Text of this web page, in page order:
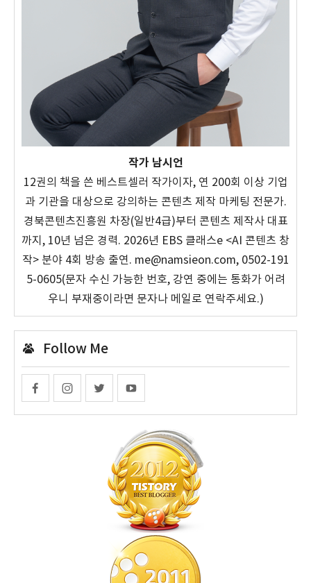
작가 남시언
12권의 책을 쓴 베스트셀러 작가이자, 연 200회 이상 기업
과 기관을 대상으로 강의하는 콘텐츠 제작 마케팅 전문가.
경북콘텐츠진흥원 차장(일반4급)부터 콘텐츠 제작사 대표
까지, 10년 넘은 경력. 2026년 EBS 클래스e <AI 콘텐츠 창
작> 분야 4회 방송 출연. me@namsieon.com, 0502-191
5-0605(문자 수신 가능한 번호, 강연 중에는 통화가 어려
우니 부재중이라면 문자나 메일로 연락주세요.)
Follow Me